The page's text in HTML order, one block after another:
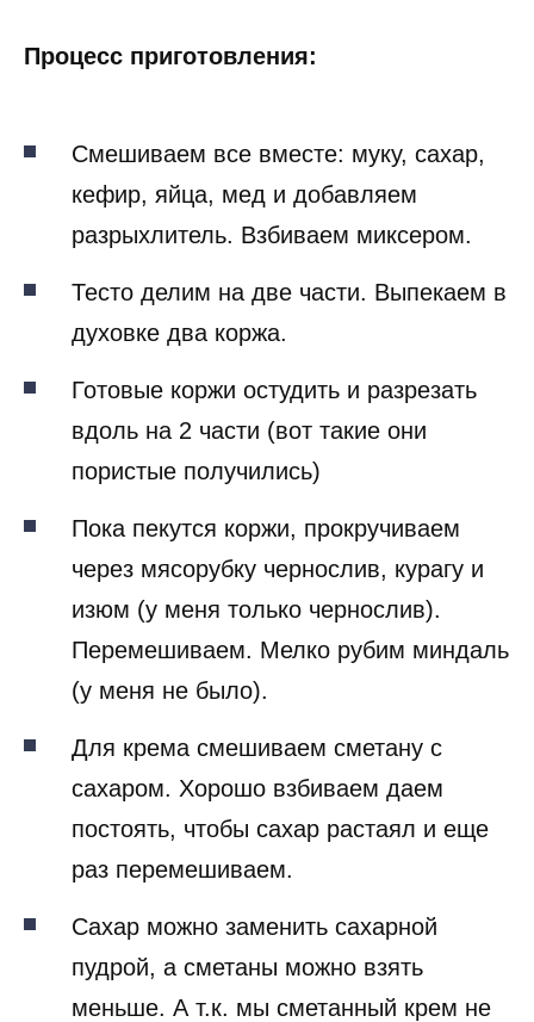
Процесс приготовления:
Смешиваем все вместе: муку, сахар,
кефир, яйца, мед и добавляем
разрыхлитель. Взбиваем миксером.
Тесто делим на две части. Выпекаем в
духовке два коржа.
Готовые коржи остудить и разрезать
вдоль на 2 части (вот такие они
пористые получились)
Пока пекутся коржи, прокручиваем
через мясорубку чернослив, курагу и
изюм (у меня только чернослив).
Перемешиваем. Мелко рубим миндаль
(у меня не было).
Для крема смешиваем сметану с
сахаром. Хорошо взбиваем даем
постоять, чтобы сахар растаял и еще
раз перемешиваем.
Сахар можно заменить сахарной
пудрой, а сметаны можно взять
меньше. А т.к. мы сметанный крем не